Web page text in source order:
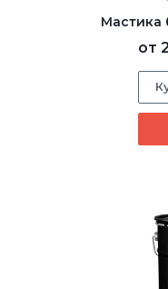
Мастика
от